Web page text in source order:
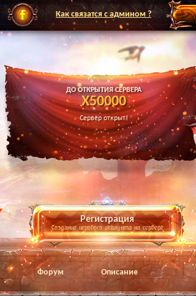
Как связатся с админом ?
Регистрация
Создание игрового аккаунта на сервере
ДО ОТКРЫТИЯ СЕРВЕРА
X50000
Сервер открыт!
Форум Описание